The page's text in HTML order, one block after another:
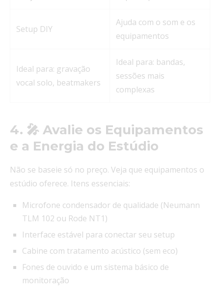
Setup DIY
Ajuda com o som e os
equipamentos
Ideal para: gravação
vocal solo, beatmakers
Ideal para: bandas,
sessões mais
complexas
4. 🎤 Avalie os Equipamentos
e a Energia do Estúdio
Não se baseie só no preço. Veja que equipamentos o
estúdio oferece. Itens essenciais:
Microfone condensador de qualidade (Neumann
TLM 102 ou Rode NT1)
Interface estável para conectar seu setup
Cabine com tratamento acústico (sem eco)
Fones de ouvido e um sistema básico de
monitoração